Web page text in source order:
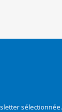
sélectionnée.